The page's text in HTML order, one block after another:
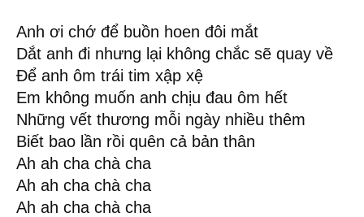
Anh ơi chớ để buồn hoen đôi mắt
Dắt anh đi nhưng lại không chắc sẽ quay về
Để anh ôm trái tim xập xệ
Em không muốn anh chịu đau ôm hết
Những vết thương mỗi ngày nhiều thêm
Biết bao lần rồi quên cả bản thân
Ah ah cha chà cha
Ah ah cha chà cha
Ah ah cha chà cha